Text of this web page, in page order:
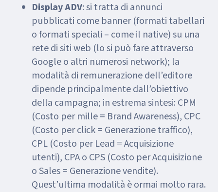
Display ADV: si tratta di annunci
pubblicati come banner (formati tabellari
o formati speciali – come il native) su una
rete di siti web (lo si può fare attraverso
Google o altri numerosi network); la
modalità di remunerazione dell’editore
dipende principalmente dall’obiettivo
della campagna; in estrema sintesi: CPM
(Costo per mille = Brand Awareness), CPC
(Costo per click = Generazione traffico),
CPL (Costo per Lead = Acquisizione
utenti), CPA o CPS (Costo per Acquisizione
o Sales = Generazione vendite).
Quest’ultima modalità è ormai molto rara.